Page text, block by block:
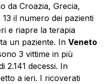
da Croazia, Grecia,
il numero dei pazienti
e riapre la terapia
un paziente. In Veneto
3 vittime in più
2.141 decessi. In
a ieri. I ricoverati